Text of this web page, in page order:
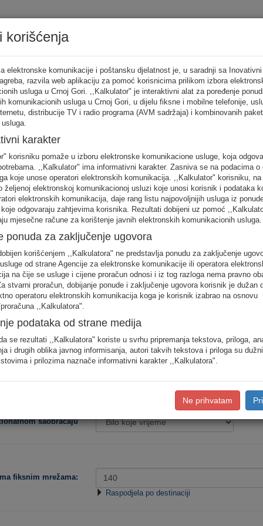
sva
FIKSNA
telefonija
MOBILNA
telefonija
INTERNET
usluge
unos raspodjela saobraćaja je usklađena s ponašanjem karakterističnog
saobraćaja prema konkretnim destinacijama, koristite detaljan unos
Procjena
Niska
saobraćaju
fiksnim mrežama:
Raspodjela po destinaciji
korišćenja
elektronske komunikacije i poštansku djelatnost je, u saradnji sa Inovativni
razvila web aplikaciju za pomoć korisnicima prilikom izbora
usluga u Crnoj Gori. ,,Kalkulator" je interaktivni alat za poređenje
komunikacionih usluga u Crnoj Gori, u dijelu fiksne i mobilne telefonije,
distribucije TV i radio programa (AVM sadržaja) i kombinovanih
karakter
korisniku pomaže u izboru elektronske komunikacione usluge, koja
,,Kalkulator" ima informativni karakter. Zasniva se na podacima o
koje unose operatori elektronskih komunikacija. ,,Kalkulator" korisniku,
željenoj elektronskoj komunikacionoj usluzi koje unosi korisnik i podataka
elektronskih komunikacija, daje rang listu najpovoljnijih usluga iz
odgovaraju zahtjevima korisnika. Rezultati dobijeni uz pomoć
mjesečne račune za korištenje javnih elektronskih komunikacionih usluga.
ponuda za zaključenje ugovora
korišćenjem ,,Kalkulatora" ne predstavlja ponudu za zaključenje
od strane Agencije za elektronske komunikacije ili operatora
na čije se usluge i cijene proračun odnosi i iz tog razloga nema pravno
stvarni proračun, dobijanje ponude i zaključenje ugovora korisnik je dužan
operatoru elektronskih komunikacija koga je korisnik izabrao na osnovu
,,Kalkulatora".
podataka od strane medija
se rezultati ,,Kalkulatora" koriste u svrhu pripremanja tekstova, priloga,
i drugih oblika javnog informisanja, autori takvih tekstova i priloga su
i prilozima naznače informativni karakter ,,Kalkulatora".
Ne prihvatam